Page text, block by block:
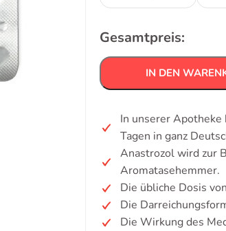
Gesamtpreis:
IN DEN
In unserer
Tagen in ganz
Anastrozol wird zur
Aromatasehemmer.
Die übliche Dosis
Die
Die Wirkung des